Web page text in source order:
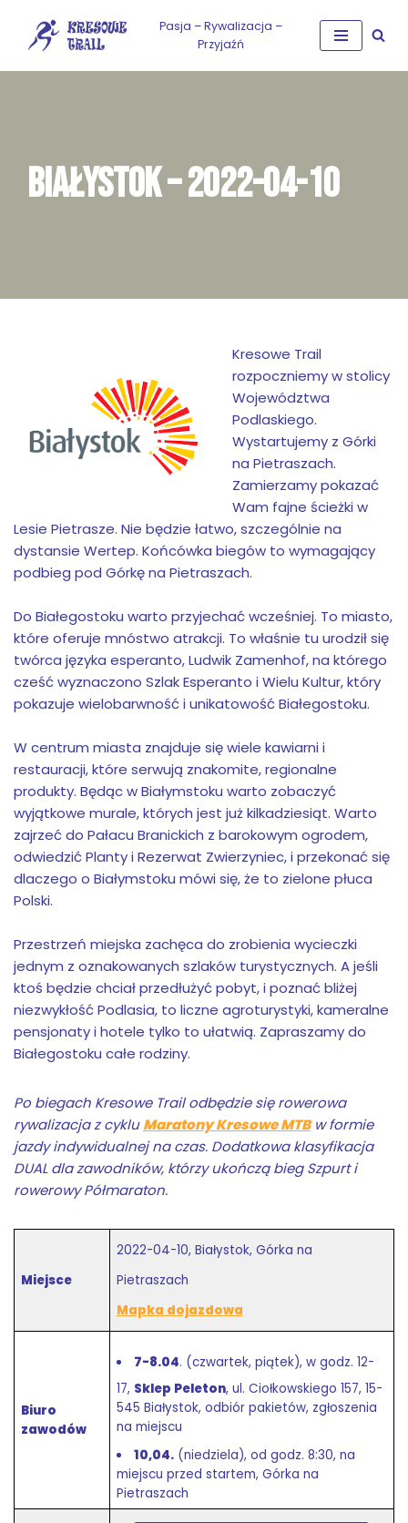
Przejdź
do
Pasja – Rywalizacja –
Przyjaźń
BIAŁYSTOK – 2022-04-10
Kresowe Trail
rozpoczniemy w stolicy
Województwa
Podlaskiego.
Wystartujemy z Górki
na Pietraszach.
Zamierzamy pokazać
Wam fajne ścieżki w
Lesie Pietrasze. Nie będzie łatwo, szczególnie na
dystansie Wertep. Końcówka biegów to wymagający
podbieg pod Górkę na Pietraszach.
Do Białegostoku warto przyjechać wcześniej. To miasto,
które oferuje mnóstwo atrakcji. To właśnie tu urodził się
twórca języka esperanto, Ludwik Zamenhof, na którego
cześć wyznaczono Szlak Esperanto i Wielu Kultur, który
pokazuje wielobarwność i unikatowość Białegostoku.
W centrum miasta znajduje się wiele kawiarni i
restauracji, które serwują znakomite, regionalne
produkty. Będąc w Białymstoku warto zobaczyć
wyjątkowe murale, których jest już kilkadziesiąt. Warto
zajrzeć do Pałacu Branickich z barokowym ogrodem,
odwiedzić Planty i Rezerwat Zwierzyniec, i przekonać się
dlaczego o Białymstoku mówi się, że to zielone płuca
Polski.
Przestrzeń miejska zachęca do zrobienia wycieczki
jednym z oznakowanych szlaków turystycznych. A jeśli
ktoś będzie chciał przedłużyć pobyt, i poznać bliżej
niezwykłość Podlasia, to liczne agroturystyki, kameralne
pensjonaty i hotele tylko to ułatwią. Zapraszamy do
Białegostoku całe rodziny.
Po biegach Kresowe Trail odbędzie się rowerowa
rywalizacja z cykluMaratony Kresowe MTBw formie
jazdy indywidualnej na czas. Dodatkowa klasyfikacja
DUAL dla zawodników, którzy ukończą bieg Szpurt i
rowerowy Półmaraton.
Miejsce
2022-04-10, Białystok, Górka na
Pietraszach
Mapka dojazdowa
Biuro
zawodów
7-8.04. (czwartek, piątek), w godz. 12-
17, Sklep Peleton, ul. Ciołkowskiego 157, 15-
545 Białystok, odbiór pakietów, zgłoszenia
na miejscu
10,04. (niedziela), od godz. 8:30, na
miejscu przed startem, Górka na
Pietraszach